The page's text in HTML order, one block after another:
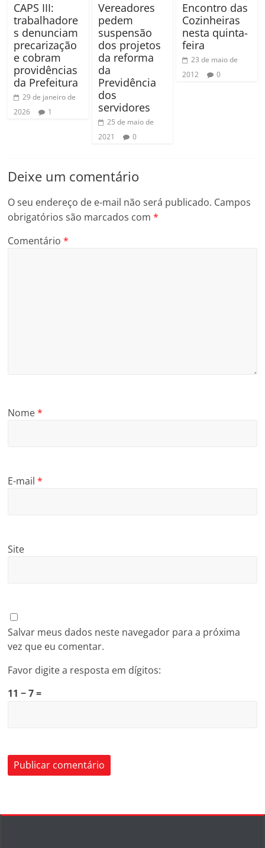
CAPS III:
trabalhadore
s denunciam
precarização
e cobram
providências
da Prefeitura
29 de janeiro de
2026
1
Vereadores
pedem
suspensão
dos projetos
da reforma
da
Previdência
dos
servidores
25 de maio de
2021
0
Encontro das
Cozinheiras
nesta quinta-
feira
23 de maio de
2012
0
Deixe um comentário
O seu endereço de e-mail não será publicado. Campos
obrigatórios são marcados com*
Comentário*
Nome*
E-mail*
Site
Salvar meus dados neste navegador para a próxima
vez que eu comentar.
Favor digite a resposta em dígitos:
11 − 7 =